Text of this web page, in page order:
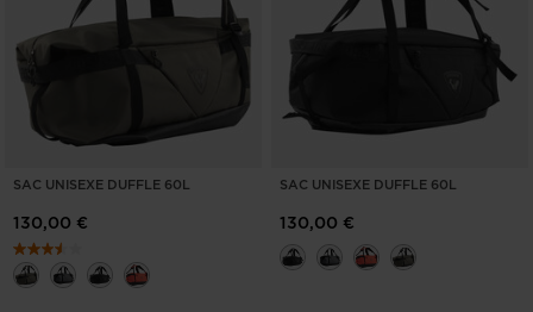
SAC UNISEXE DUFFLE 60L
130,00 €
SAC UNISEXE DUFFLE 60L
130,00 €